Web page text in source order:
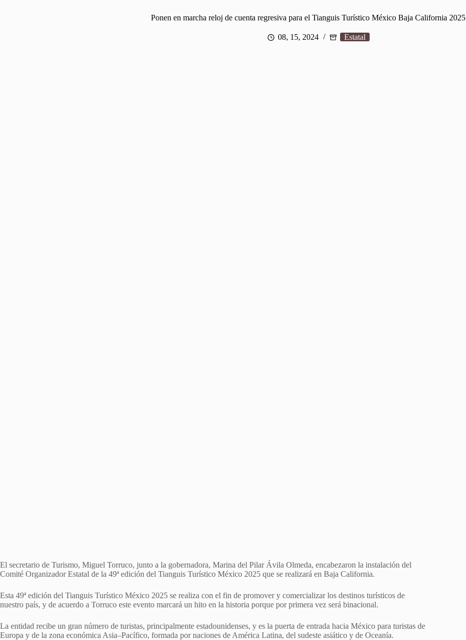
Ponen en marcha reloj de cuenta regresiva para el Tianguis Turístico México Baja California 2025
08, 15, 2024 Estatal
El secretario de Turismo, Miguel Torruco, junto a la gobernadora, Marina del Pilar Ávila Olmeda, encabezaron la instalación del
Comité Organizador Estatal de la 49ª edición del Tianguis Turístico México 2025 que se realizará en Baja California.
Esta 49ª edición del Tianguis Turístico México 2025 se realiza con el fin de promover y comercializar los destinos turísticos de
nuestro país, y de acuerdo a Torruco este evento marcará un hito en la historia porque por primera vez será binacional.
La entidad recibe un gran número de turistas, principalmente estadounidenses, y es la puerta de entrada hacia México para turistas de
Europa y de la zona económica Asia–Pacífico, formada por naciones de América Latina, del sudeste asiático y de Oceanía.